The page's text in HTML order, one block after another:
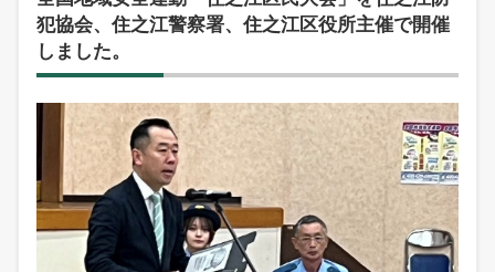
犯協会、住之江警察署、住之江区役所主催で開催
しました。